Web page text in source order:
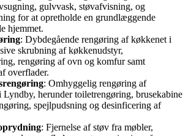
gulvvask, støvafvisning, og
for at opretholde en grundlæggende
hjemmet.
: Dybdegående rengøring af køkkenet i
skrubning af køkkenudstyr,
rengøring af ovn og komfur samt
overflader.
: Omhyggelig rengøring af
Lyndby, herunder toiletrengøring, brusekabine
spejlpudsning og desinficering af
: Fjernelse af støv fra møbler,